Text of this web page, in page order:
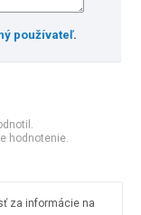
používateľ.
hodnotenie.
za informácie na